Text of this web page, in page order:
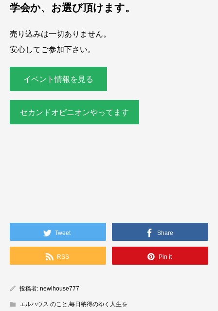
学会か、お選び頂けます。
売り込みは一切ありません。
安心してご参加下さい。
イベント情報を見る
セカンドオピニオンやってます
Tweet Share
RSS Pin it
投稿者: newlhouse777
エルハウス のこと ,毎日納得のゆく人生を